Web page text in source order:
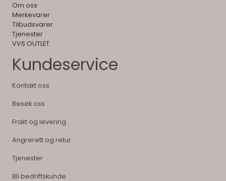
Om oss
Merkevarer
Tilbudsvarer
Tjenester
VVS OUTLET
Kundeservice
Kontakt oss
Besøk oss
Frakt og levering
Angrerett og retur
Tjenester
Bli bedriftskunde